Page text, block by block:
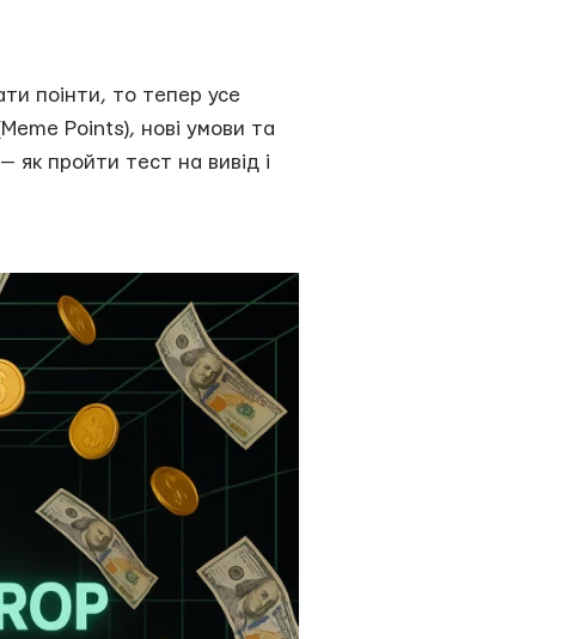
поінти, то тепер усе
Points), нові умови та
як пройти тест на вивід і